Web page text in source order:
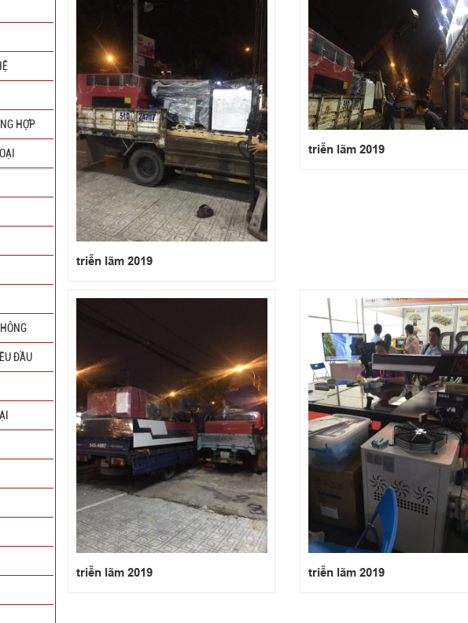
HỢP
ĐẦU
triễn lãm 2019
triễn lãm 2019
triễn lãm 2019 triễn lãm 2019